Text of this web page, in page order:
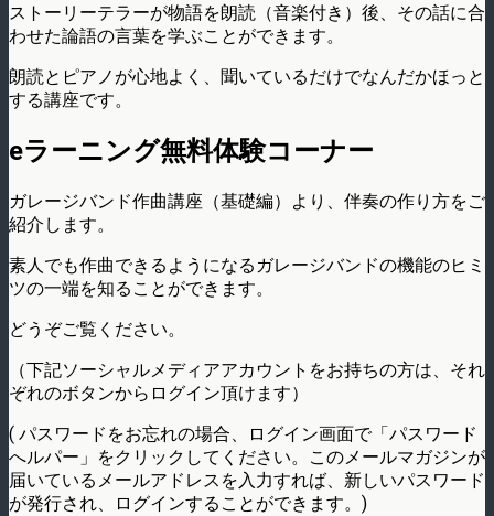
ストーリーテラーが物語を朗読（音楽付き）後、その話に合
わせた論語の言葉を学ぶことができます。
朗読とピアノが心地よく、聞いているだけでなんだかほっと
する講座です。
eラーニング無料体験コーナー
ガレージバンド作曲講座（基礎編）より、伴奏の作り方をご
紹介します。
素人でも作曲できるようになるガレージバンドの機能のヒミ
ツの一端を知ることができます。
どうぞご覧ください。
（下記ソーシャルメディアアカウントをお持ちの方は、それ
ぞれのボタンからログイン頂けます）
( パスワードをお忘れの場合、ログイン画面で「パスワード
へルパー」をクリックしてください。このメールマガジンが
届いているメールアドレスを入力すれば、新しいパスワード
が発行され、ログインすることができます。)